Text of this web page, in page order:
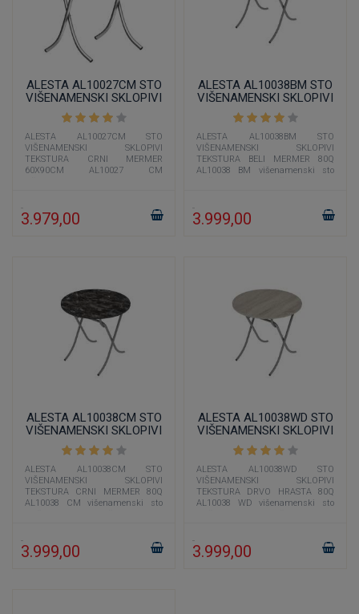
ALESTA AL10027CM STO
VIŠENAMENSKI SKLOPIVI
TEKSTURA CRNI MERMER
60X90CM
ALESTA AL10027CM STO
VIŠENAMENSKI SKLOPIVI
TEKSTURA CRNI MERMER
60X90CM AL10027 CM
3.979,00
ALESTA AL10038BM STO
VIŠENAMENSKI SKLOPIVI
TEKSTURA BELI MERMER
80Q
ALESTA AL10038BM STO
VIŠENAMENSKI SKLOPIVI
TEKSTURA BELI MERMER 80Q
AL10038 BM višenamenski sto
3.999,00
ALESTA AL10038CM STO
VIŠENAMENSKI SKLOPIVI
TEKSTURA CRNI MERMER
80Q
ALESTA AL10038CM STO
VIŠENAMENSKI SKLOPIVI
TEKSTURA CRNI MERMER 80Q
AL10038 CM višenamenski sto
3.999,00
ALESTA AL10038WD STO
VIŠENAMENSKI SKLOPIVI
TEKSTURA DRVO HRASTA
80Q
ALESTA AL10038WD STO
VIŠENAMENSKI SKLOPIVI
TEKSTURA DRVO HRASTA 80Q
AL10038 WD višenamenski sto
3.999,00